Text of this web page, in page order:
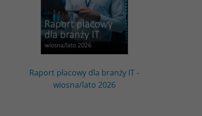
Raport płacowy dla branży IT -
wiosna/lato 2026